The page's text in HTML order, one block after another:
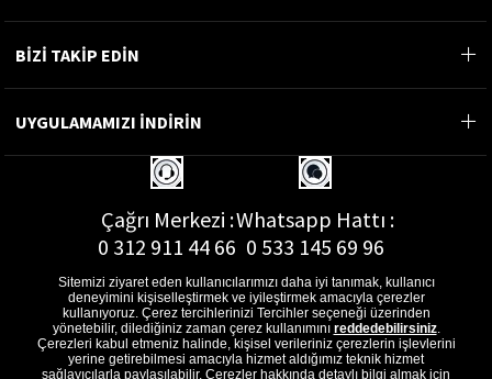
BİZİ TAKİP EDİN
UYGULAMAMIZI İNDİRİN
Çağrı Merkezi :
0 312 911 44 66
Whatsapp Hattı :
0 533 145 69 96
E-Posta Adresi :
musterihizmetleri@gon.com.tr
Sitemizi ziyaret eden kullanıcılarımızı daha iyi tanımak, kullanıcı
deneyimini kişiselleştirmek ve iyileştirmek amacıyla çerezler
kullanıyoruz. Çerez tercihlerinizi Tercihler seçeneği üzerinden
yönetebilir, dilediğiniz zaman çerez kullanımını reddedebilirsiniz.
Çerezleri kabul etmeniz halinde, kişisel verileriniz çerezlerin işlevlerini
yerine getirebilmesi amacıyla hizmet aldığımız teknik hizmet
sağlayıcılarla paylaşılabilir. Çerezler hakkında detaylı bilgi almak için